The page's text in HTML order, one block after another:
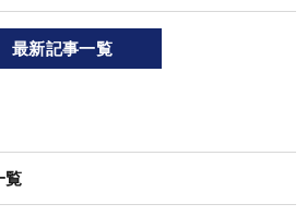
最新記事一覧
覧